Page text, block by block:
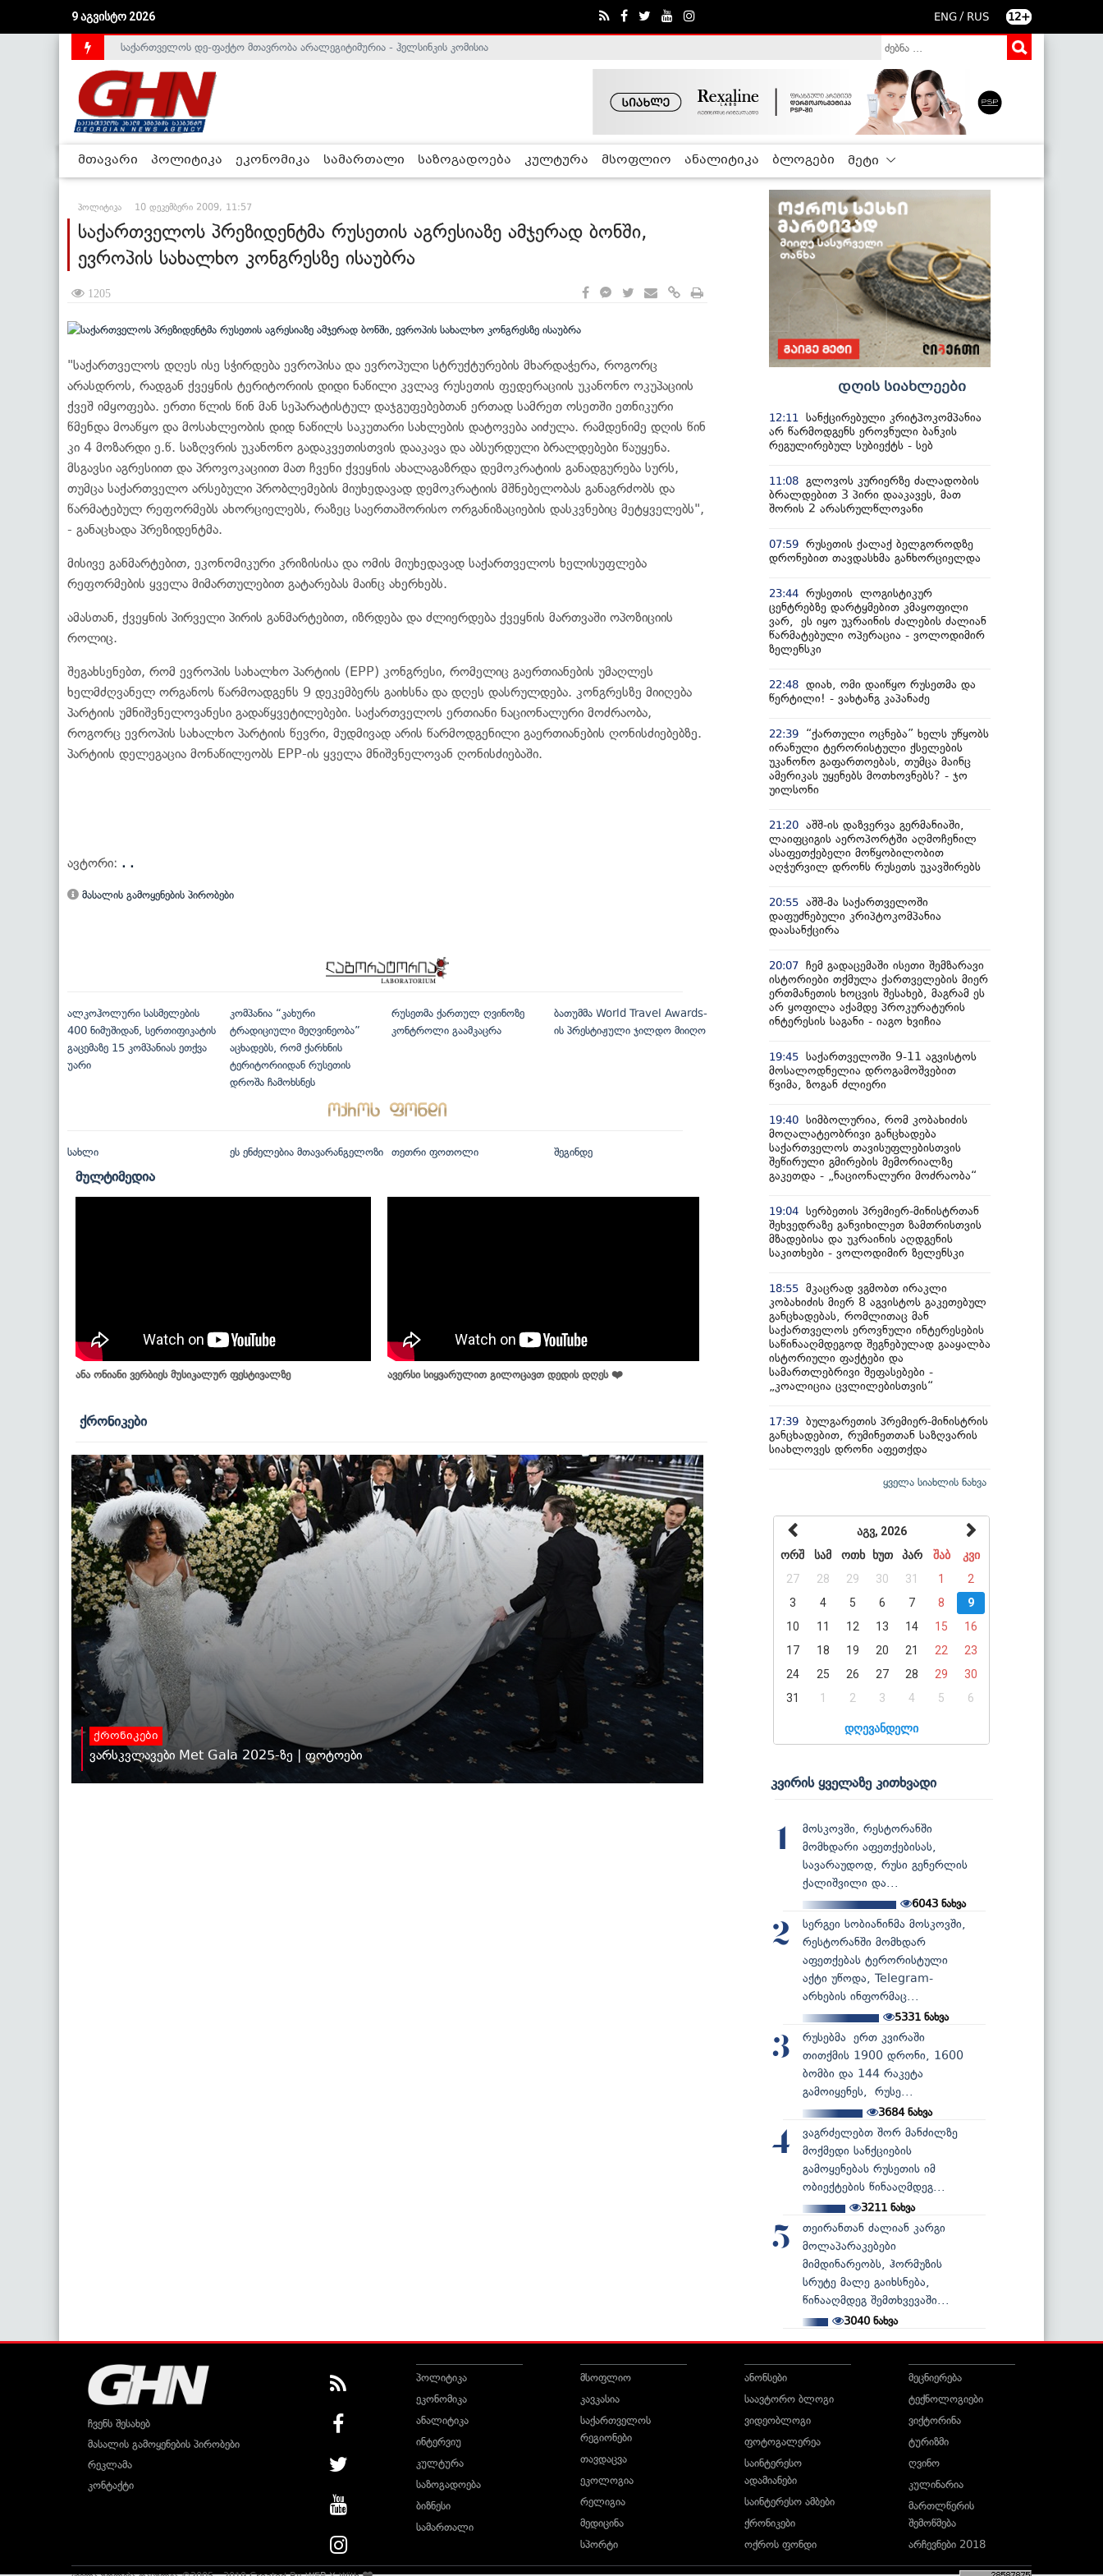
9 აგვისტო 2026 ENG / RUS 12+
საქართველოს დე-ფაქტო მთავრობა არალეგიტიმურია - ჰელსინკის კომისია
მთავარი პოლიტიკა ეკონომიკა სამართალი საზოგადოება კულტურა მსოფლიო ანალიტიკა ბლოგები მეტი
პოლიტიკა 10 დეკემბერი 2009, 11:57
საქართველოს პრეზიდენტმა რუსეთის აგრესიაზე ამჯერად ბონში,
ევროპის სახალხო კონგრესზე ისაუბრა
1205
"საქართველოს დღეს ისე სჭირდება ევროპისა და ევროპული სტრუქტურების მხარდაჭერა, როგორც
არასდროს, რადგან ქვეყნის ტერიტორიის დიდი ნაწილი კვლავ რუსეთის ფედერაციის უკანონო ოკუპაციის
ქვეშ იმყოფება. ერთი წლის წინ მან სეპარატისტულ დაჯგუფებებთან ერთად სამრეთ ოსეთში ეთნიკური
წმენდა მოაწყო და მოსახლეობის დიდ ნაწილს საკუთარი სახლების დატოვება აიძულა. რამდენიმე დღის წინ
კი 4 მოზარდი ე.წ. საზღვრის უკანონო გადაკვეთისთვის დააკავა და აბსურდული ბრალდებები წაუყენა.
მსგავსი აგრესიით და პროვოკაციით მათ ჩვენი ქვეყნის ახალაგაზრდა დემოკრატიის განადგურება სურს,
თუმცა საქართველო არსებული პრობლემების მიუხედავად დემოკრატიის მშნებელობას განაგრძობს და
წარმატებულ რეფორმებს ახორციელებს, რაზეც საერთაშორისო ორგანიზაციების დასკვნებიც მეტყველებს",
- განაცხადა პრეზიდენტმა.
მისივე განმარტებით, ეკონომიკური კრიზისისა და ომის მიუხედავად საქართველოს ხელისუფლება
რეფორმების ყველა მიმართულებით გატარებას მაინც ახერხებს.
ამასთან, ქვეყნის პირველი პირის განმარტებით, იზრდება და ძლიერდება ქვეყნის მართვაში ოპოზიციის
როლიც.
შეგახსენებთ, რომ ევროპის სახალხო პარტიის (EPP) კონგრესი, რომელიც გაერთიანების უმაღლეს
ხელმძღვანელ ორგანოს წარმოადგენს 9 დეკემბერს გაიხსნა და დღეს დასრულდება. კონგრესზე მიიღება
პარტიის უმნიშვნელოვანესი გადაწყვეტილებები. საქართველოს ერთიანი ნაციონალური მოძრაობა,
როგორც ევროპის სახალხო პარტიის წევრი, მუდმივად არის წარმოდგენილი გაერთიანების ღონისძიებებზე.
პარტიის დელეგაცია მონაწილეობს EPP-ის ყველა მნიშვნელოვან ღონისძიებაში.
ავტორი: . .
მასალის გამოყენების პირობები
ალკოჰოლური სასმელების
400 ნიმუშიდან, სერთიფიკატის
გაცემაზე 15 კომპანიას ეთქვა
უარი
კომპანია “კახური
ტრადიციული მეღვინეობა”
აცხადებს, რომ ქარხნის
ტერიტორიიდან რუსეთის
დროშა ჩამოხსნეს
რუსეთმა ქართულ ღვინოზე
კონტროლი გაამკაცრა
ბათუმმა World Travel Awards-
ის პრესტიჟული ჯილდო მიიღო
სახლი ეს ენძელებია მთავარანგელოზი თეთრი ფოთოლი შეგინდე
მულტიმედია
ანა ონიანი ვერბიეს მუსიკალურ ფესტივალზე ავერსი სიყვარულით გილოცავთ დედის დღეს ❤️
ქრონიკები
ქრონიკები
ვარსკვლავები Met Gala 2025-ზე | ფოტოები
დღის სიახლეები
12:11
სანქცირებული კრიტპოკომპანია
არ წარმოდგენს ეროვნული ბანკის
რეგულირებულ სუბიექტს - სებ
11:08 გლოვოს კურიერზე ძალადობის
ბრალდებით 3 პირი დააკავეს, მათ
შორის 2 არასრულწლოვანი
07:59 რუსეთის ქალაქ ბელგოროდზე
დრონებით თავდასხმა განხორციელდა
23:44 რუსეთის ლოგისტიკურ
ცენტრებზე დარტყმებით კმაყოფილი
ვარ, ეს იყო უკრაინის ძალების ძალიან
წარმატებული ოპერაცია - ვოლოდიმირ
ზელენსკი
22:48 დიახ, ომი დაიწყო რუსეთმა და
წერტილი! - ვახტანგ კაპანაძე
22:39
“ქართული ოცნება” ხელს უწყობს
ირანული ტერორისტული ქსელების
უკანონო გაფართოებას, თუმცა მაინც
ამერიკას უყენებს მოთხოვნებს? - ჯო
უილსონი
21:20 აშშ-ის დაზვერვა გერმანიაში,
ლაიფციგის აეროპორტში აღმოჩენილ
ასაფეთქებელი მოწყობილობით
აღჭურვილ დრონს რუსეთს უკავშირებს
20:55 აშშ-მა საქართველოში
დაფუძნებული კრიპტოკომპანია
დაასანქცირა
20:07 ჩემ გადაცემაში ისეთი შემზარავი
ისტორიები თქმულა ქართველების მიერ
ერთმანეთის ხოცვის შესახებ, მაგრამ ეს
არ ყოფილა აქამდე პროკურატურის
ინტერესის საგანი - იაგო ხვიჩია
19:45 საქართველოში 9-11 აგვისტოს
მოსალოდნელია დროგამოშვებით
წვიმა, ზოგან ძლიერი
19:40 სიმბოლურია, რომ კობახიძის
მოღალატეობრივი განცხადება
საქართველოს თავისუფლებისთვის
შეწირული გმირების მემორიალზე
გაკეთდა - „ნაციონალური მოძრაობა“
19:04 სერბეთის პრემიერ-მინისტრთან
შეხვედრაზე განვიხილეთ ზამთრისთვის
მზადებისა და უკრაინის აღდგენის
საკითხები - ვოლოდიმირ ზელენსკი
18:55 მკაცრად ვგმობთ ირაკლი
კობახიძის მიერ 8 აგვისტოს გაკეთებულ
განცხადებას, რომლითაც მან
საქართველოს ეროვნული ინტერესების
საწინააღმდეგოდ შეგნებულად გააყალბა
ისტორიული ფაქტები და
სამართლებრივი შეფასებები -
„კოალიცია ცვლილებისთვის“
17:39 ბულგარეთის პრემიერ-მინისტრის
განცხადებით, რუმინეთთან საზღვარის
სიახლოვეს დრონი აფეთქდა
ყველა სიახლის ნახვა
აგვ, 2026
ორშ
სამ ოთხ ხუთ პარ შაბ
კვი
27
28 29 30 31 1
2
3
4 5 6 7 8
9
10
11 12 13 14 15
16
17
18 19 20 21 22
23
24
25 26 27 28 29
30
31
1 2 3 4 5 6
დღევანდელი
კვირის ყველაზე კითხვადი
1
მოსკოვში, რესტორანში
მომხდარი აფეთქებისას,
სავარაუდოდ, რუსი გენერლის
ქალიშვილი და...
6043 ნახვა
2
სერგეი სობიანინმა მოსკოვში,
რესტორანში მომხდარ
აფეთქებას ტერორისტული
აქტი უწოდა, Telegram-
არხების ინფორმაც...
5331 ნახვა
3
რუსებმა ერთ კვირაში
თითქმის 1900 დრონი, 1600
ბომბი და 144 რაკეტა
გამოიყენეს, რუსე...
3684ნახვა
4
ვაგრძელებთ შორ მანძილზე
მოქმედი სანქციების
გამოყენებას რუსეთის იმ
ობიექტების წინააღმდეგ...
3211ნახვა
5
თეირანთან ძალიან კარგი
მოლაპარაკებები
მიმდინარეობს, ჰორმუზის
სრუტე მალე გაიხსნება,
წინააღმდეგ შემთხვევაში...
3040ნახვა
ჩვენს შესახებ
მასალის გამოყენების პირობები
რეკლამა
კონტაქტი
პოლიტიკა
ეკონომიკა
ანალიტიკა
ინტერვიუ
კულტურა
საზოგადოება
ბიზნესი
სამართალი
მსოფლიო
კავკასია
საქართველოს
რეგიონები
თავდაცვა
ეკოლოგია
რელიგია
მედიცინა
სპორტი
ანონსები
საავტორო ბლოგი
ვიდეობლოგი
ფოტოგალერეა
საინტერესო
ადამიანები
საინტერესო ამბები
ქრონიკები
ოქროს ფონდი
მეცნიერება
ტექნოლოგიები
ვიქტორინა
ტურიზმი
ღვინო
კულინარია
მართლწერის
შემოწმება
არჩევნები 2018